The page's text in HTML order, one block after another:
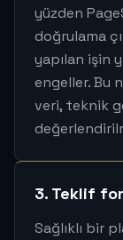
yüzden
doğrulama
yapılan işin
engeller. Bu
veri, teknik
3. Teklif
Sağlıklı bir